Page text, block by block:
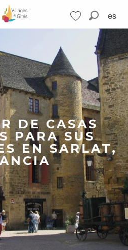
Voir les favoris
Buscar
es
DE CASAS
PARA SUS
EN SARLAT,